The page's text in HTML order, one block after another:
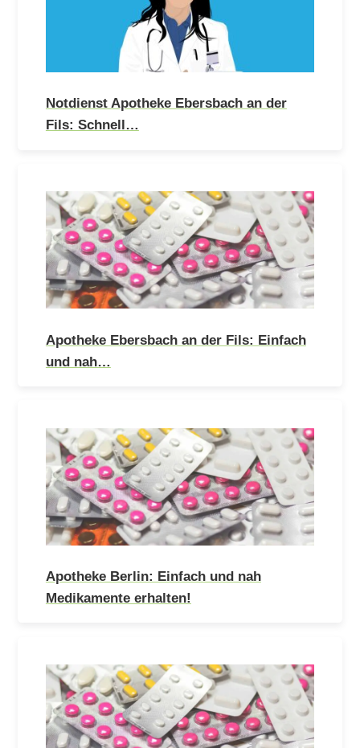
Notdienst Apotheke Ebersbach an der
Fils: Schnell…
Apotheke Ebersbach an der Fils: Einfach
und nah…
Apotheke Berlin: Einfach und nah
Medikamente erhalten!